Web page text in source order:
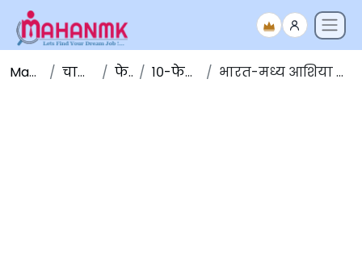
Maha NMK चालू घडामोडी फेब्रुवारी १०-फेब्रुवारी-२०२० भारत-मध्य आशिया व्यवसाय परिषद: नवी दिल्ली